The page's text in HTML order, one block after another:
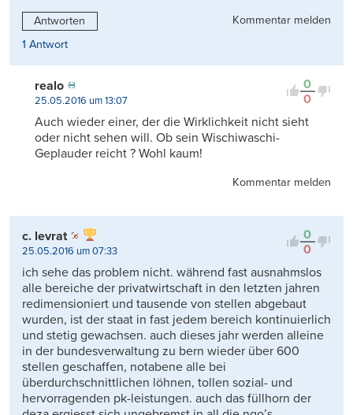
Antworten
Kommentar melden
1 Antwort
0
0
realo
25.05.2016 um 13:07
Auch wieder einer, der die Wirklichkeit nicht sieht
oder nicht sehen will. Ob sein Wischiwaschi-
Geplauder reicht ? Wohl kaum!
Kommentar melden
0
0
c. levrat
25.05.2016 um 07:33
ich sehe das problem nicht. während fast ausnahmslos
alle bereiche der privatwirtschaft in den letzten jahren
redimensioniert und tausende von stellen abgebaut
wurden, ist der staat in fast jedem bereich kontinuierlich
und stetig gewachsen. auch dieses jahr werden alleine
in der bundesverwaltung zu bern wieder über 600
stellen geschaffen, notabene alle bei
überdurchschnittlichen löhnen, tollen sozial- und
hervorragenden pk-leistungen. auch das füllhorn der